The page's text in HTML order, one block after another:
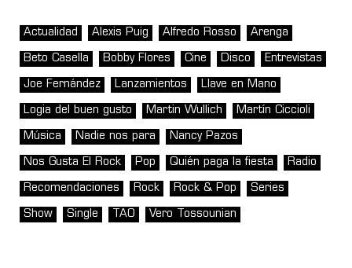
Actualidad Alexis Puig Alfredo Rosso Arenga
Beto Casella Bobby Flores Cine Disco Entrevistas
Joe Fernández Lanzamientos Llave en Mano
Logia del buen gusto Martin Wullich Martín Ciccioli
Música Nadie nos para Nancy Pazos
Nos Gusta El Rock Pop Quién paga la fiesta Radio
Recomendaciones Rock Rock & Pop Series
Show Single TAO Vero Tossounian